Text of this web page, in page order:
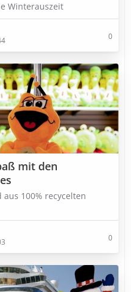
Winterauszeit
0
mit den
100% recycelten
0